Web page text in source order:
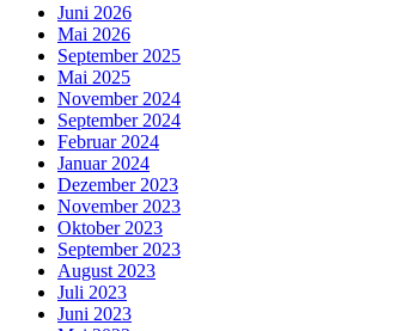
Juni 2026
Mai 2026
September 2025
Mai 2025
November 2024
September 2024
Februar 2024
Januar 2024
Dezember 2023
November 2023
Oktober 2023
September 2023
August 2023
Juli 2023
Juni 2023